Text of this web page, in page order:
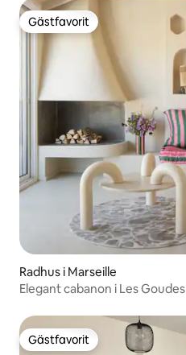
Gästfavorit
Gästfavorit
Radhus i Marseille
Elegant cabanon i Les Goudes
Gästfavorit
Gästfavorit